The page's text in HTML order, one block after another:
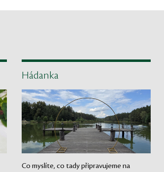
Hádanka
Co myslíte, co tady připravujeme na